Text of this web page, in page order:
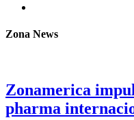
Zona News
Zonamerica
pharma